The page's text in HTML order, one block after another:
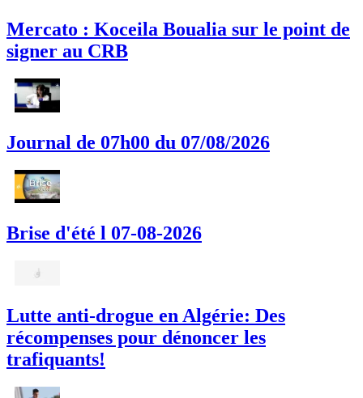
Mercato : Koceila Boualia sur le point de
signer au CRB
Journal de 07h00 du 07/08/2026
Brise d'été l 07-08-2026
Lutte anti-drogue en Algérie: Des
récompenses pour dénoncer les
trafiquants!